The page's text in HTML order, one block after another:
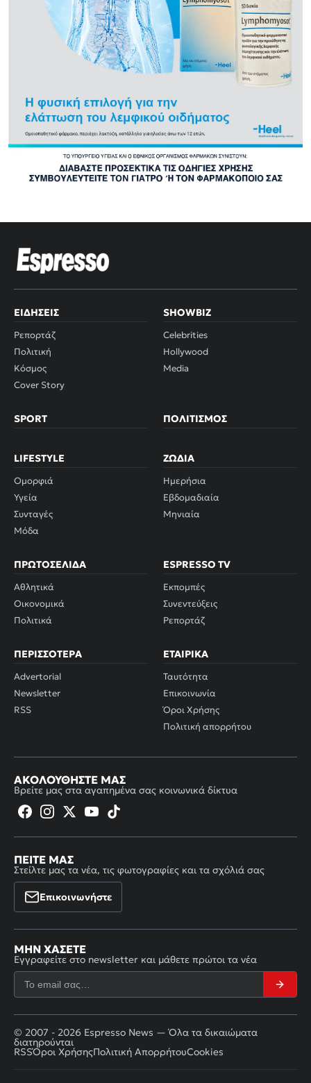
ΕΙΔΉΣΕΙΣ
Ρεπορτάζ
Πολιτική
Κόσμος
Cover Story
SHOWBIZ
Celebrities
Hollywood
Media
SPORT ΠΟΛΙΤΙΣΜΌΣ
LIFESTYLE
Ομορφιά
Υγεία
Συνταγές
Μόδα
ΖΏΔΙΑ
Ημερήσια
Εβδομαδιαία
Μηνιαία
ΠΡΩΤΟΣΈΛΙΔΑ
Αθλητικά
Οικονομικά
Πολιτικά
ESPRESSO TV
Εκπομπές
Συνεντεύξεις
Ρεπορτάζ
ΠΕΡΙΣΣΌΤΕΡΑ
Advertorial
Newsletter
RSS
ΕΤΑΙΡΙΚΆ
Ταυτότητα
Επικοινωνία
Όροι Χρήσης
Πολιτική απορρήτου
ΑΚΟΛΟΥΘΉΣΤΕ ΜΑΣ
Βρείτε μας στα αγαπημένα σας κοινωνικά δίκτυα
ΠΕΊΤΕ ΜΑΣ
Στείλτε μας τα νέα, τις φωτογραφίες και τα σχόλιά σας
Επικοινωνήστε
ΜΗΝ ΧΆΣΕΤΕ
Εγγραφείτε στο newsletter και μάθετε πρώτοι τα νέα
© 2007 - 2026 Espresso News — Όλα τα δικαιώματα
διατηρούνται
RSSΌροι ΧρήσηςΠολιτική ΑπορρήτουCookies